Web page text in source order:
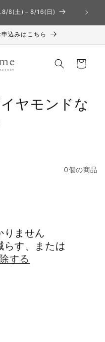
8(土)－8/16(日) 熊本地
込みはこちら
ー
ヤモンドな
0個の商品
りません
らす、または
する